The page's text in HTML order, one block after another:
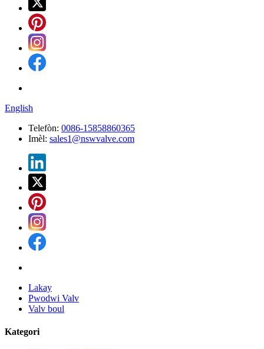
English
Telefòn: 0086-15858860365
Imèl: sales1@nswvalve.com
Lakay
Pwodwi Valv
Valv boul
Kategori